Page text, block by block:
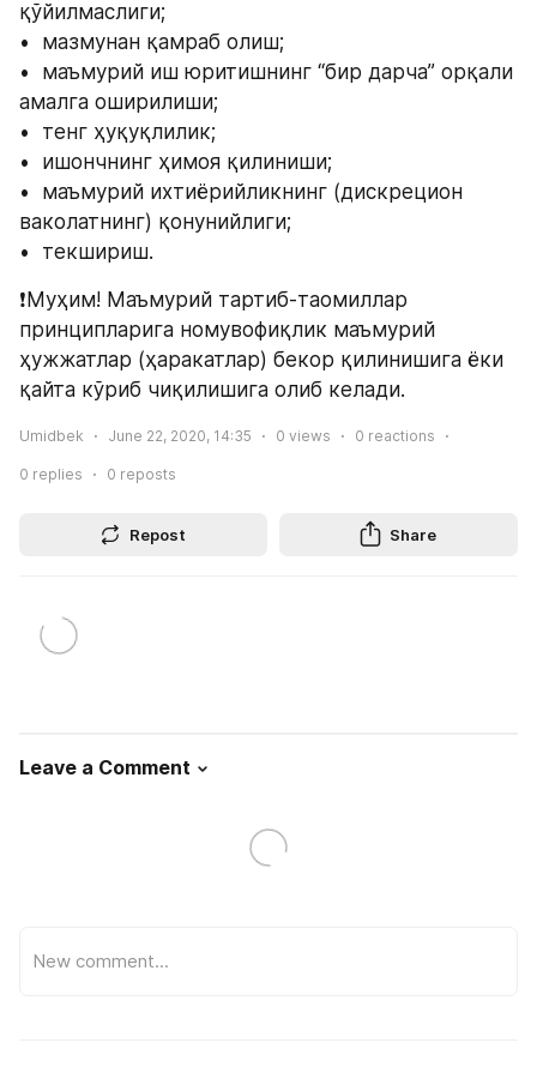
қўйилмаслиги;
•  мазмунан қамраб олиш;
•  маъмурий иш юритишнинг “бир дарча” орқали
амалга оширилиши;
•  тенг ҳуқуқлилик;
•  ишончнинг ҳимоя қилиниши;
•  маъмурий ихтиёрийликнинг (дискрецион
ваколатнинг) қонунийлиги;
•  текшириш.
❗️Муҳим! Маъмурий тартиб-таомиллар
принципларига номувофиқлик маъмурий
ҳужжатлар (ҳаракатлар) бекор қилинишига ёки
қайта кўриб чиқилишига олиб келади.
Umidbek June 22, 2020, 14:35 0 views 0 reactions
0 replies 0 reposts
Repost Share
Leave a Comment